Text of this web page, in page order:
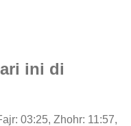
ini di
03:25, Zhohr: 11:57,